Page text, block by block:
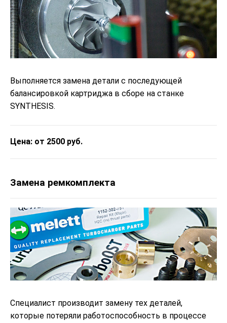
Выполняется замена детали с последующей
балансировкой картриджа в сборе на станке
SYNTHESIS.
Цена: от 2500 руб.
Замена ремкомплекта
Специалист производит замену тех деталей,
которые потеряли работоспособность в процессе